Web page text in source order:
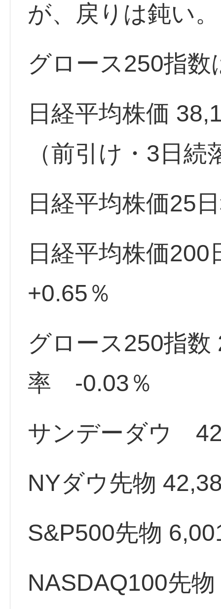
が、戻りは鈍い。
グロース250指数
日経平均株価
（前引け・3日続
日経平均株価25
日経平均株価
+0.65％
グロース250指数
率 -0.03％
サンデーダウ
NYダウ先物
S&P500先物
NASDAQ100先